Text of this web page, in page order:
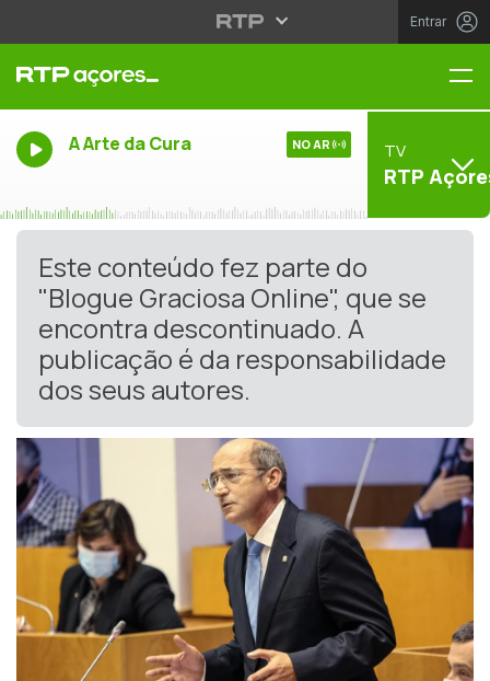
Entrar
A Arte da Cura NO AR TV
RTP
Este conteúdo fez parte do
"Blogue Graciosa Online", que se
encontra descontinuado. A
publicação é da responsabilidade
dos seus autores.